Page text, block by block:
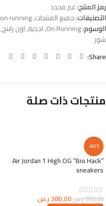
رمز المنتج:غير محدد
التصنيفات:جميع المنتجات,
on running
الوسوم:On Running
,احذية,اون راننج,
شوز
Share:
منتجات ذات صلة
-60%
Air Jordan 1 High OG “Bio Hack”
sneakers
950,00ر.س380,00ر.س